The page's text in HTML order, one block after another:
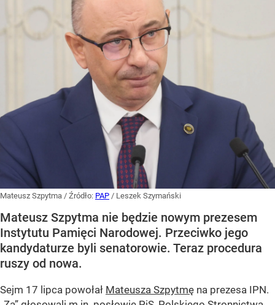
Mateusz Szpytma / Źródło: PAP / Leszek Szymański
Mateusz Szpytma nie będzie nowym prezesem
Instytutu Pamięci Narodowej. Przeciwko jego
kandydaturze byli senatorowie. Teraz procedura
ruszy od nowa.
Sejm 17 lipca powołał Mateusza Szpytmę na prezesa IPN.